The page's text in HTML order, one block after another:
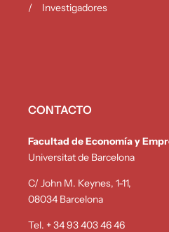
Investigadores
CONTACTO
Facultad de Economía y
Universitat de Barcelona
C/ John M. Keynes, 1-11,
08034 Barcelona
Tel. + 34 93 403 46 46